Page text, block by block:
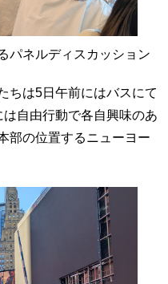
パネルディスカッション
ちは5日午前にはバスにて
自由行動で各自興味のあ
部の位置するニューヨー